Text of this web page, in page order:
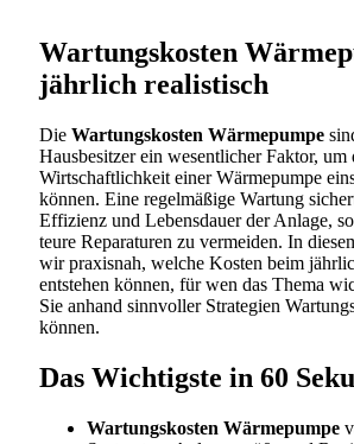
Wartungskosten
jährlich realistisch
Die Wartungskosten Wärmepumpe
Hausbesitzer ein wesentlicher Faktor,
Wirtschaftlichkeit einer Wärmepumpe
können. Eine regelmäßige Wartung
Effizienz und Lebensdauer der Anlage,
teure Reparaturen zu vermeiden. In
wir praxisnah, welche Kosten beim
entstehen können, für wen das Thema
Sie anhand sinnvoller Strategien
können.
Das Wichtigste in 60
Wartungskosten Wärmepumpe